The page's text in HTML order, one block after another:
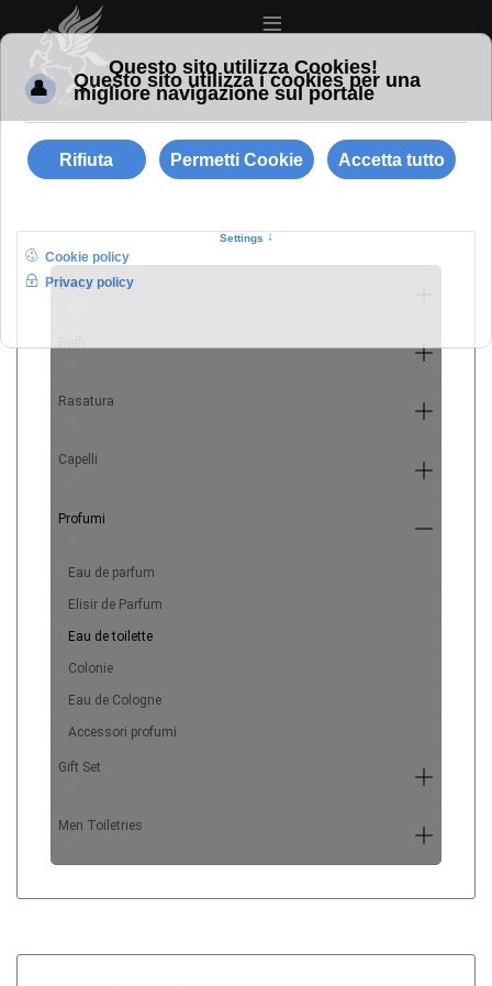
≡
Barba
Rasatura
Capelli
Profumi
Eau de parfum
Elisir de Parfum
Eau de toilette
Colonie
Eau de Cologne
Accessori profumi
Gift Set
Men Toiletries